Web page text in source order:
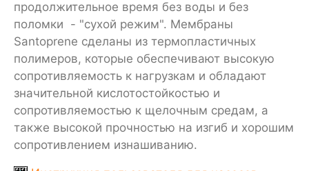
продолжительное время без воды и без
поломки - "сухой режим". Мембраны
Santoprene сделаны из термопластичных
полимеров, которые обеспечивают высокую
сопротивляемость к нагрузкам и обладают
значительной кислотостойкостью и
сопротивляемостью к щелочным средам, а
также высокой прочностью на изгиб и хорошим
сопротивлением изнашиванию.